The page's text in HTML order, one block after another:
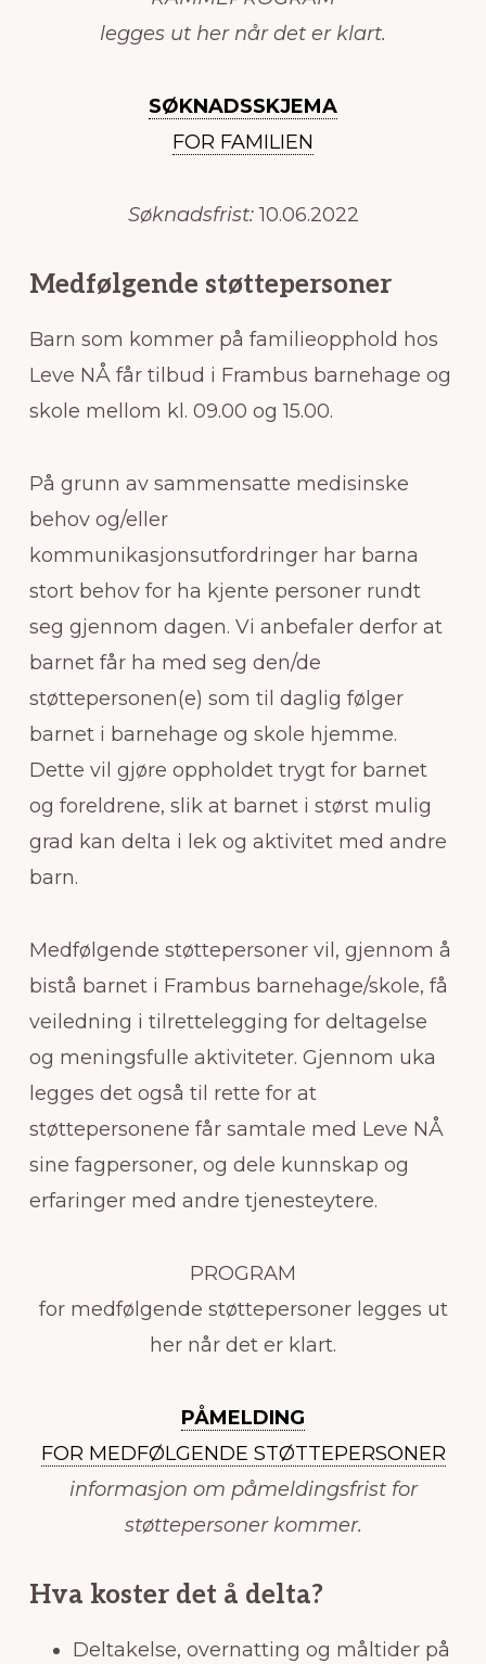
legges ut her når det er klart.
SØKNADSSKJEMA
FOR FAMILIEN
Søknadsfrist:10.06.2022
Medfølgende støttepersoner
Barn som kommer på familieopphold hos
Leve NÅ får tilbud i Frambus barnehage og
skole mellom kl. 09.00 og 15.00.
På grunn av sammensatte medisinske
behov og/eller
kommunikasjonsutfordringer har barna
stort behov for ha kjente personer rundt
seg gjennom dagen. Vi anbefaler derfor at
barnet får ha med seg den/de
støttepersonen(e) som til daglig følger
barnet i barnehage og skole hjemme.
Dette vil gjøre oppholdet trygt for barnet
og foreldrene, slik at barnet i størst mulig
grad kan delta i lek og aktivitet med andre
barn.
Medfølgende støttepersoner vil, gjennom å
bistå barnet i Frambus barnehage/skole, få
veiledning i tilrettelegging for deltagelse
og meningsfulle aktiviteter. Gjennom uka
legges det også til rette for at
støttepersonene får samtale med Leve NÅ
sine fagpersoner, og dele kunnskap og
erfaringer med andre tjenesteytere.
PROGRAM
for medfølgende støttepersoner legges ut
her når det er klart.
PÅMELDING
FOR MEDFØLGENDE STØTTEPERSONER
informasjon om påmeldingsfrist for
støttepersoner kommer.
Hva koster det å delta?
Deltakelse, overnatting og måltider på